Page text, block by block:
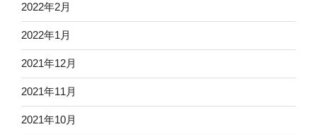
2022年2月
2022年1月
2021年12月
2021年11月
2021年10月